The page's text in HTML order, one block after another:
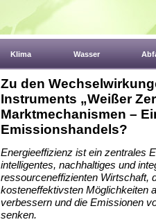
Klima Wasser
Zu den
Instruments „Weißer
Marktmechanismen –
Emissionshandels?
Energieeffizienz ist ein zentrales
intelligentes, nachhaltiges und
ressourceneffizienten Wirtschaft,
kosteneffektivsten Möglichkeiten
verbessern und die Emissionen
senken.